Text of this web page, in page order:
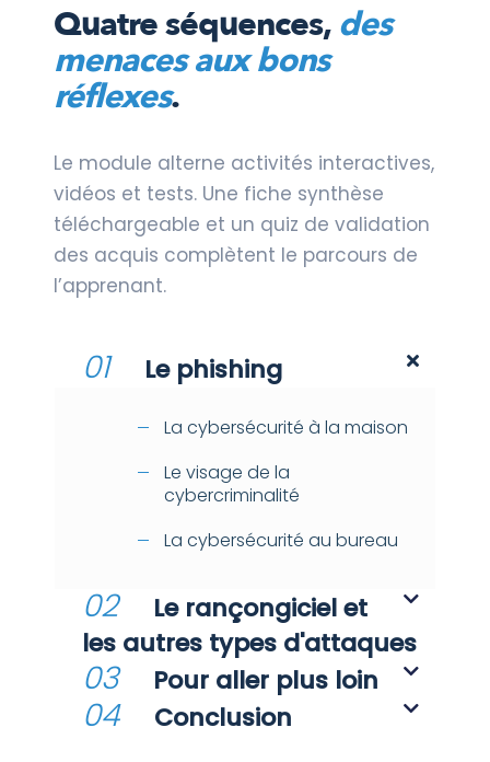
Quatre séquences,des
menaces aux bons
réflexes.
Le module alterne activités interactives,
vidéos et tests. Une fiche synthèse
téléchargeable et un quiz de validation
des acquis complètent le parcours de
l’apprenant.
01 Le phishing
La cybersécurité à la maison
Le visage de la
cybercriminalité
La cybersécurité au bureau
02
Le rançongiciel et
les autres types d'attaques
03 Pour aller plus loin
04 Conclusion